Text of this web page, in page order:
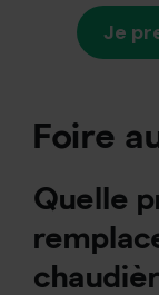
Je
Foire
Quelle